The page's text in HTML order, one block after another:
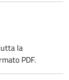
la
PDF.